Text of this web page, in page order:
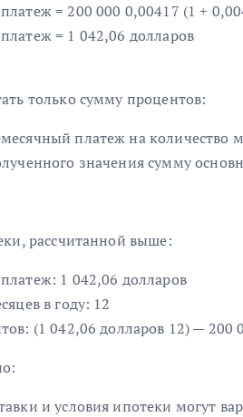
= 200 000 0,00417 (1 +
= 1 042,06 долларов
только сумму процентов:
платеж на количество
значения сумму
рассчитанной выше:
1 042,06 долларов
в году: 12
(1 042,06 долларов 12) — 200
и условия ипотеки могут